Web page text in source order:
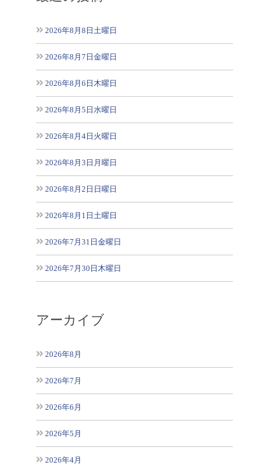
2026年8月8日土曜日
2026年8月7日金曜日
2026年8月6日木曜日
2026年8月5日水曜日
2026年8月4日火曜日
2026年8月3日月曜日
2026年8月2日日曜日
2026年8月1日土曜日
2026年7月31日金曜日
2026年7月30日木曜日
アーカイブ
2026年8月
2026年7月
2026年6月
2026年5月
2026年4月